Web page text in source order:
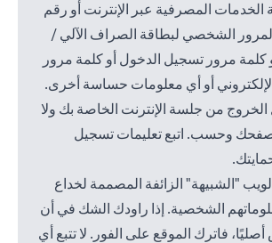
المصرفية عبر الإنترنت أو رقم
الشخصي لبطاقة الصراف الآلي /
كلمة مرور تسجيل الدخول أو كلمة مرور
أو أي معلومات حساسة أخرى.
الخروج من جلسة الإنترنت الخاصة بك ولا
وحسب. اتبع تعليمات تسجيل
"الشبيهة" الزائفة المصممة لخداع
الشخصية. إذا راودك الشك في أن
فاترك الموقع على الفور. لا تتبع أي